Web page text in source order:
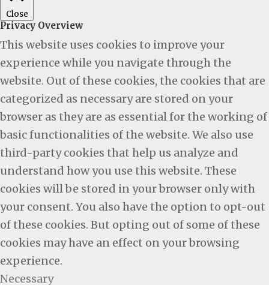
Close
Privacy Overview
This website uses cookies to improve your
experience while you navigate through the
website. Out of these cookies, the cookies that are
categorized as necessary are stored on your
browser as they are as essential for the working of
basic functionalities of the website. We also use
third-party cookies that help us analyze and
understand how you use this website. These
cookies will be stored in your browser only with
your consent. You also have the option to opt-out
of these cookies. But opting out of some of these
cookies may have an effect on your browsing
experience.
Necessary